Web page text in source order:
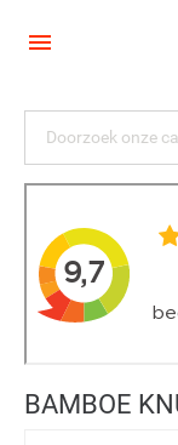

BAMBOE